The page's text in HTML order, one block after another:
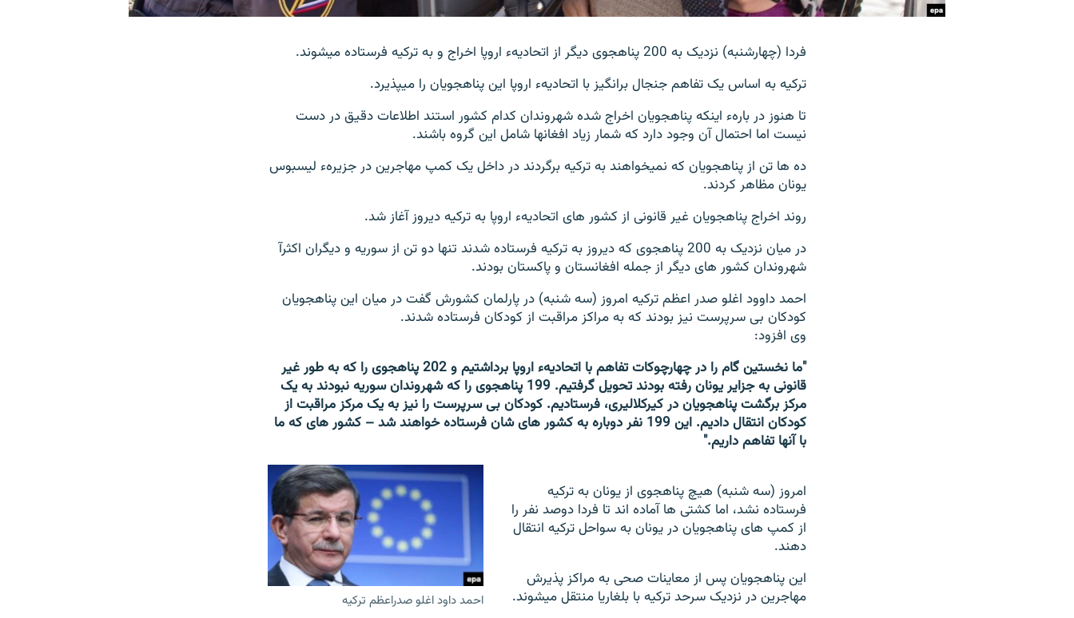
فردا (چهارشنبه) نزدیک به 200 پناهجوی دیگر از اتحادیهء اروپا اخراج و به ترکیه فرستاده میشوند.
ترکیه به اساس یک تفاهم جنجال برانگیز با اتحادیهء اروپا این پناهجویان را میپذیرد.
تا هنوز در بارهء اینکه پناهجویان اخراج شده شهروندان کدام کشور استند اطلاعات دقیق در دست
نیست اما احتمال آن وجود دارد که شمار زیاد افغانها شامل این گروه باشند.
ده ها تن از پناهجویان که نمیخواهند به ترکیه برگردند در داخل یک کمپ مهاجرین در جزیرهء لیسبوس
یونان مظاهر کردند.
روند اخراج پناهجویان غیر قانونی از کشور های اتحادیهء اروپا به ترکیه دیروز آغاز شد.
در میان نزدیک به 200 پناهجوی که دیروز به ترکیه فرستاده شدند تنها دو تن از سوریه و دیگران اکثرآ
شهروندان کشور های دیگر از جمله افغانستان و پاکستان بودند.
احمد داوود اغلو صدر اعظم ترکیه امروز (سه شنبه) در پارلمان کشورش گفت در میان این پناهجویان
کودکان بی سرپرست نیز بودند که به مراکز مراقبت از کودکان فرستاده شدند.
وی افزود:
"ما نخستین گام را در چهارچوکات تفاهم با اتحادیهء اروپا برداشتیم و 202 پناهجوی را که به طور غیر
قانونی به جزایر یونان رفته بودند تحویل گرفتیم. 199 پناهجوی را که شهروندان سوریه نبودند به یک
مرکز برگشت پناهجویان در کیرکلالیری، فرستادیم. کودکان بی سرپرست را نیز به یک مرکز مراقبت از
کودکان انتقال دادیم. این 199 نفر دوباره به کشور های شان فرستاده خواهند شد – کشور های که ما
با آنها تفاهم داریم."
احمد داود اغلو صدراعظم ترکیه
امروز (سه شنبه) هیچ پناهجوی از یونان به ترکیه
فرستاده نشد، اما کشتی ها آماده اند تا فردا دوصد نفر را
از کمپ های پناهجویان در یونان به سواحل ترکیه انتقال
دهند.
این پناهجویان پس از معاینات صحی به مراکز پذیرش
مهاجرین در نزدیک سرحد ترکیه با بلغاریا منتقل میشوند.